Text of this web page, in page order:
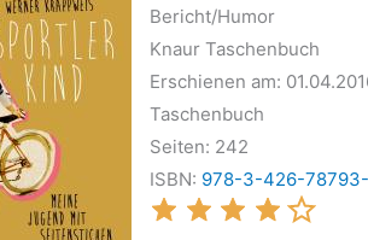
Bericht/Humor
Knaur Taschenbuch
Erschienen am:
Taschenbuch
Seiten: 242
ISBN: 978-3-426-